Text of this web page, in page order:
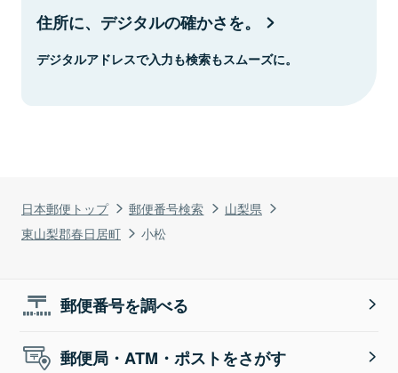
日本郵便トップ 郵便番号検索
山梨県
東山梨郡春日居町
小松
住所に、デジタルの確かさを。
デジタルアドレスで入力も検索もスムーズに。
郵便番号を調べる
郵便局・ATM・ポストをさがす